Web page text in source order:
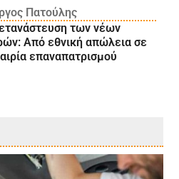
Πατούλης
των νέων
Aπό εθνική απώλεια σε
επαναπατρισμού